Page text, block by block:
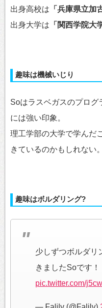
出身高校は 「兵庫県立加
出身大学は 「関西学院大
趣味は機械いじり
Soはラスベガスのプロ
には強い印象。
理工学部の大学で学んだ
きているのかもしれない。
趣味はボルダリング?
少しずつボルダリ
きましたSoです！
pic.twitter.com/